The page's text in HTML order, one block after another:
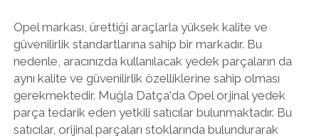
Opel markası, ürettiği araçlarla yüksek kalite ve
güvenilirlik standartlarına sahip bir markadır. Bu
nedenle, aracınızda kullanılacak yedek parçaların da
aynı kalite ve güvenilirlik özelliklerine sahip olması
gerekmektedir. Muğla Datça'da Opel orjinal yedek
parça tedarik eden yetkili satıcılar bulunmaktadır. Bu
satıcılar, orijinal parçaları stoklarında bulundurarak